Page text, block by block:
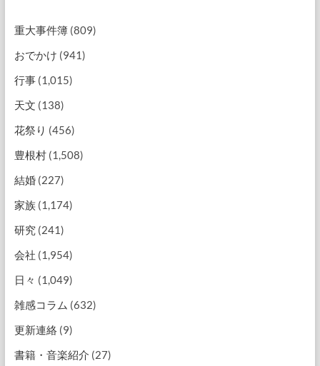
重大事件簿(809)
おでかけ (941)
行事(1,015)
天文 (138)
花祭り (456)
豊根村(1,508)
結婚(227)
家族(1,174)
研究(241)
会社 (1,954)
日々 (1,049)
雑感コラム (632)
更新連絡(9)
書籍・音楽紹介 (27)